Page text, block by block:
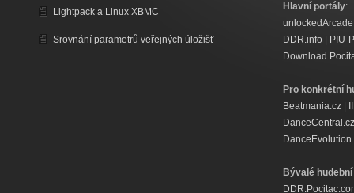
Lightpack a Linux XBMC
Srovnání parametrů veřejných úložišť
Hlavní portály:
DDR.info
PIU-
Pro konkrétní
Beatmania.cz
DanceCentral.cz
Bývalé